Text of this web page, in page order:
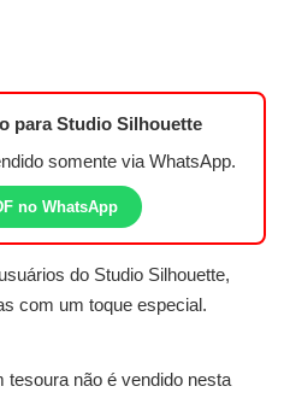
paraStudio Silhouette
somente via WhatsApp.
no WhatsApp
do Studio Silhouette,
com um toque especial.
não é vendido nesta